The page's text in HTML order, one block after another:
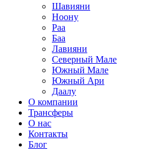
Шавияни
Ноону
Раа
Баа
Лавияни
Северный Мале
Южный Мале
Южный Ари
Даалу
О компании
Трансферы
О нас
Контакты
Блог